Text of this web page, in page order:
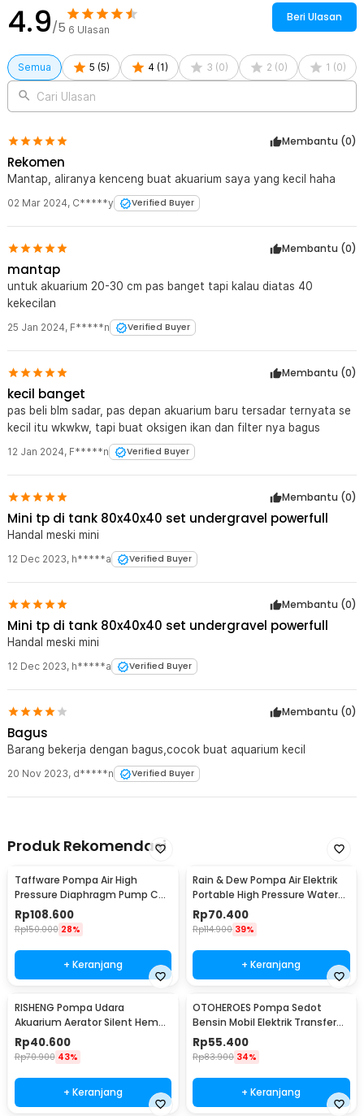
4.9/5 6 Ulasan
Beri Ulasan
Semua 5 (5) 4 (1 ) 3 (0) 2 (0) 1 (0)
Cari Ulasan
Membantu (0)
Rekomen
Mantap, aliranya kenceng buat akuarium saya yang kecil haha
02 Mar 2024, C*****y Verified Buyer
Membantu (0)
mantap
untuk akuarium 20-30 cm pas banget tapi kalau diatas 40
kekecilan
25 Jan 2024, F*****n Verified Buyer
Membantu (0)
kecil banget
pas beli blm sadar, pas depan akuarium baru tersadar ternyata se
kecil itu wkwkw, tapi buat oksigen ikan dan filter nya bagus
12 Jan 2024, F*****n Verified Buyer
Membantu (0)
Mini tp di tank 80x40x40 set undergravel powerfull
Handal meski mini
12 Dec 2023, h*****a Verified Buyer
Membantu (0)
Mini tp di tank 80x40x40 set undergravel powerfull
Handal meski mini
12 Dec 2023, h*****a Verified Buyer
Membantu (0)
Bagus
Barang bekerja dengan bagus,cocok buat aquarium kecil
20 Nov 2023, d*****n Verified Buyer
Produk Rekomendasi
Taffware Pompa Air High
Pressure Diaphragm Pump Car
Wash 0.55 MPa 80W - D-1
Rp108.600
Rp150.000 28%
+ Keranjang
Rain & Dew Pompa Air Elektrik
Portable High Pressure Water
Pump 12V - DP-726
Rp70.400
Rp114.900 39%
+ Keranjang
RISHENG Pompa Udara
Akuarium Aerator Silent Hemat
Energi 2.4W - RS-511
Rp40.600
Rp70.900 43%
+ Keranjang
OTOHEROES Pompa Sedot
Bensin Mobil Elektrik Transfer
Pump 38mm DC 12V - CT-14
Rp55.400
Rp83.900 34%
+ Keranjang